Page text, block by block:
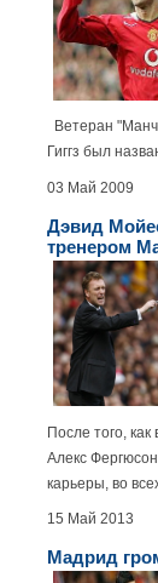
Ветеран
Гиггз был
03 Май 2009
Дэвид
тренером
После того,
Алекс
карьеры, во
15 Май 2013
Мадрид